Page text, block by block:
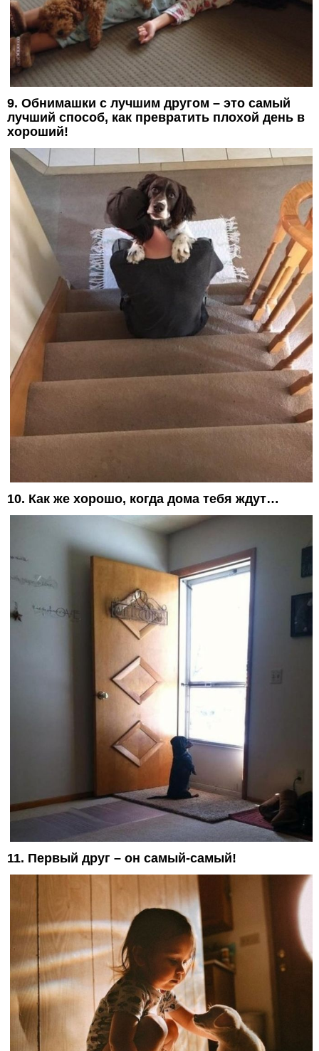
9. Обнимашки с лучшим другом – это самый
лучший способ, как превратить плохой день в
хороший!
10. Как же хорошо, когда дома тебя ждут…
11. Первый друг – он самый-самый!